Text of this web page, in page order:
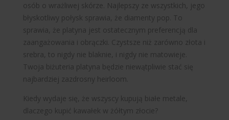
osób o wrażliwej skórze. Najlepszy ze wszystkich, jego
błyskotliwy połysk sprawia, że diamenty pop. To
sprawia, że platyna jest ostatecznym preferencją dla
zaangażowania i obrączki. Czystsze niż zarówno złota i
srebra, to nigdy nie blaknie, i nigdy nie matowieje.
Twoja biżuteria platyna będzie niewątpliwie stać się
najbardziej zazdrosny heirloom.
Kiedy wydaje się, że wszyscy kupują białe metale,
dlaczego kupić kawałek w żółtym złocie?